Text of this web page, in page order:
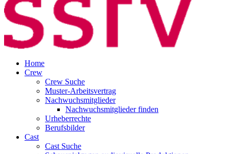
Home
Crew
Crew Suche
Muster-Arbeitsvertrag
Nachwuchsmitglieder
Nachwuchsmitglieder finden
Urheberrechte
Berufsbilder
Cast
Cast Suche